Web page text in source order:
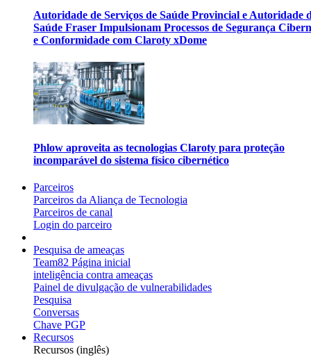
Autoridade de Serviços de Saúde Provincial e Autoridade
Saúde Fraser Impulsionam Processos de Segurança
e Conformidade com Claroty xDome
Phlow aproveita as tecnologias Claroty para proteção
incomparável do sistema físico cibernético
Parceiros
Parceiros da Aliança de Tecnologia
Parceiros de canal
Login do parceiro
Pesquisa de ameaças
Team82 Página inicial
inteligência contra ameaças
Painel de divulgação de vulnerabilidades
Pesquisa
Conversas
Chave PGP
Recursos
Recursos (inglês)